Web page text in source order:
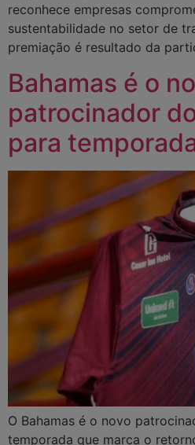
reconhece empresas
sustentabilidade no setor de
premiação é resultado da
Bahamas é o
patrocinador
para
O Bahamas é o novo
temporada que marca o